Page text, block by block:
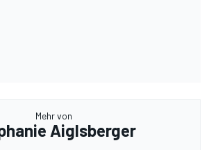
Mehr von
Aiglsberger